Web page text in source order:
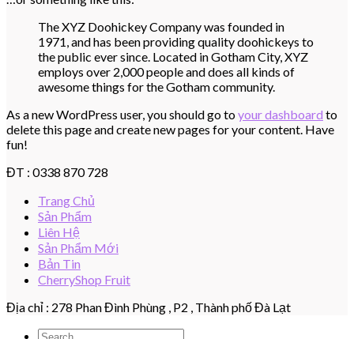
The XYZ Doohickey Company was founded in
1971, and has been providing quality doohickeys to
the public ever since. Located in Gotham City, XYZ
employs over 2,000 people and does all kinds of
awesome things for the Gotham community.
As a new WordPress user, you should go toyour dashboard to
delete this page and create new pages for your content. Have
fun!
ĐT : 0338 870 728
Trang Chủ
Sản Phẩm
Liên Hệ
Sản Phẩm Mới
Bản Tin
CherryShop Fruit
Địa chỉ : 278 Phan Đình Phùng , P2 , Thành phố Đà Lạt
Search